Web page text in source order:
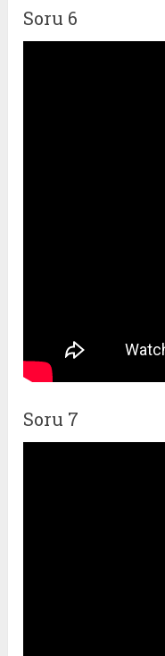
Soru 6
Soru 7